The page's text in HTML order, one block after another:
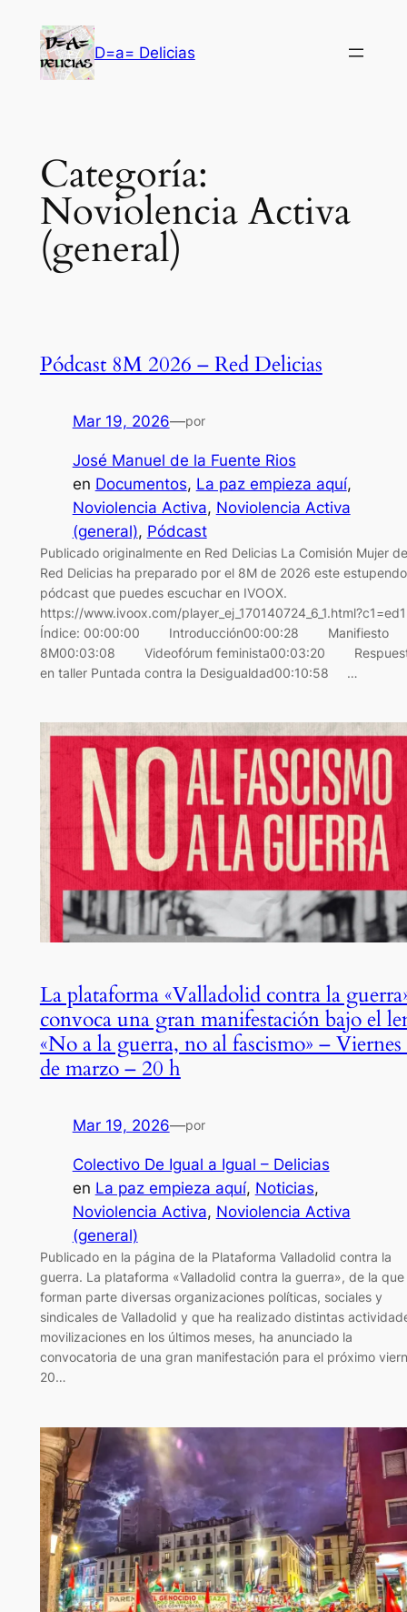
contenido
D=a= Delicias
Categoría:
Noviolencia Activa
(general)
Pódcast 8M 2026 – Red Delicias
Mar 19, 2026—por
José Manuel de la Fuente Rios
en Documentos, La paz empieza aquí
Noviolencia Activa, Noviolencia Activa
(general), Pódcast
Publicado originalmente en Red Delicias La Comisión Mujer de
Red Delicias ha preparado por el 8M de 2026 este estupendo
pódcast que puedes escuchar en IVOOX.
https://www.ivoox.com/
Índice: 00:00:00 Introducción00:00:28 Manifiesto
8M00:03:08 Videofórum feminista00:03:20
en taller Puntada contra la Desigualdad00:10:58 …
La plataforma «Valladolid contra la
convoca una gran manifestación bajo el
«No a la guerra, no al fascismo» –
de marzo – 20 h
Mar 19, 2026—por
Colectivo De Igual a Igual – Delicias
en La paz empieza aquí, Noticias
Noviolencia Activa, Noviolencia Activa
(general)
Publicado en la página de la Plataforma Valladolid contra la
guerra. La plataforma «Valladolid contra la guerra», de la que
forman parte diversas organizaciones políticas, sociales y
sindicales de Valladolid y que ha realizado distintas
movilizaciones en los últimos meses, ha anunciado la
convocatoria de una gran manifestación para el próximo
20…